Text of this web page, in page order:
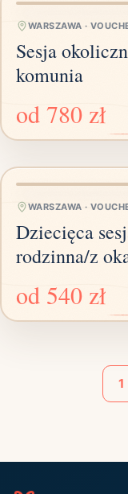
WARSZAWA ·
Sesja
komunia
od 780 zł
WARSZAWA ·
Dziecięca
rodzinna/z
od 540 zł
1